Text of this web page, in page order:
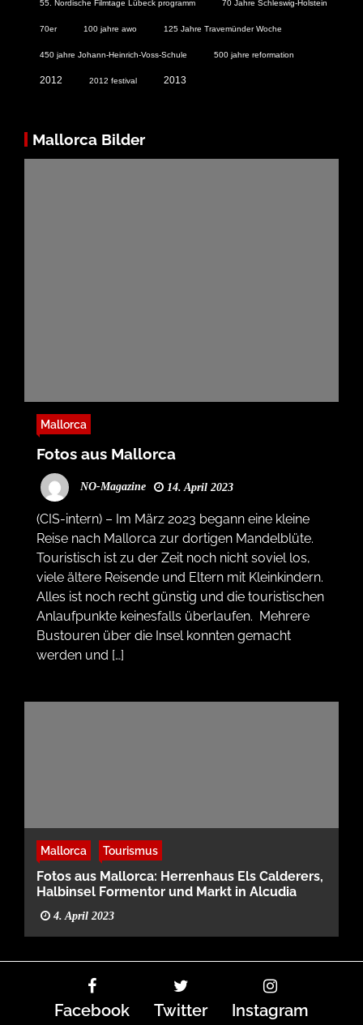
55. Nordische Filmtage Lübeck programm 70 Jahre Schleswig-Holstein
70er 100 jahre awo 125 Jahre Travemünder Woche
450 jahre Johann-Heinrich-Voss-Schule 500 jahre reformation
2012 2012 festival 2013
Mallorca Bilder
Mallorca
Fotos aus Mallorca
NO-Magazine 14. April 2023
(CIS-intern) – Im März 2023 begann eine kleine
Reise nach Mallorca zur dortigen Mandelblüte.
Touristisch ist zu der Zeit noch nicht soviel los,
viele ältere Reisende und Eltern mit Kleinkindern.
Alles ist noch recht günstig und die touristischen
Anlaufpunkte keinesfalls überlaufen. Mehrere
Bustouren über die Insel konnten gemacht
werden und […]
Mallorca Tourismus
Fotos aus Mallorca: Herrenhaus Els Calderers,
Halbinsel Formentor und Markt in Alcudia
4. April 2023
Facebook Twitter Instagram